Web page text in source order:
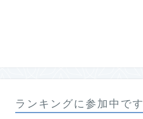
ランキングに参加中です